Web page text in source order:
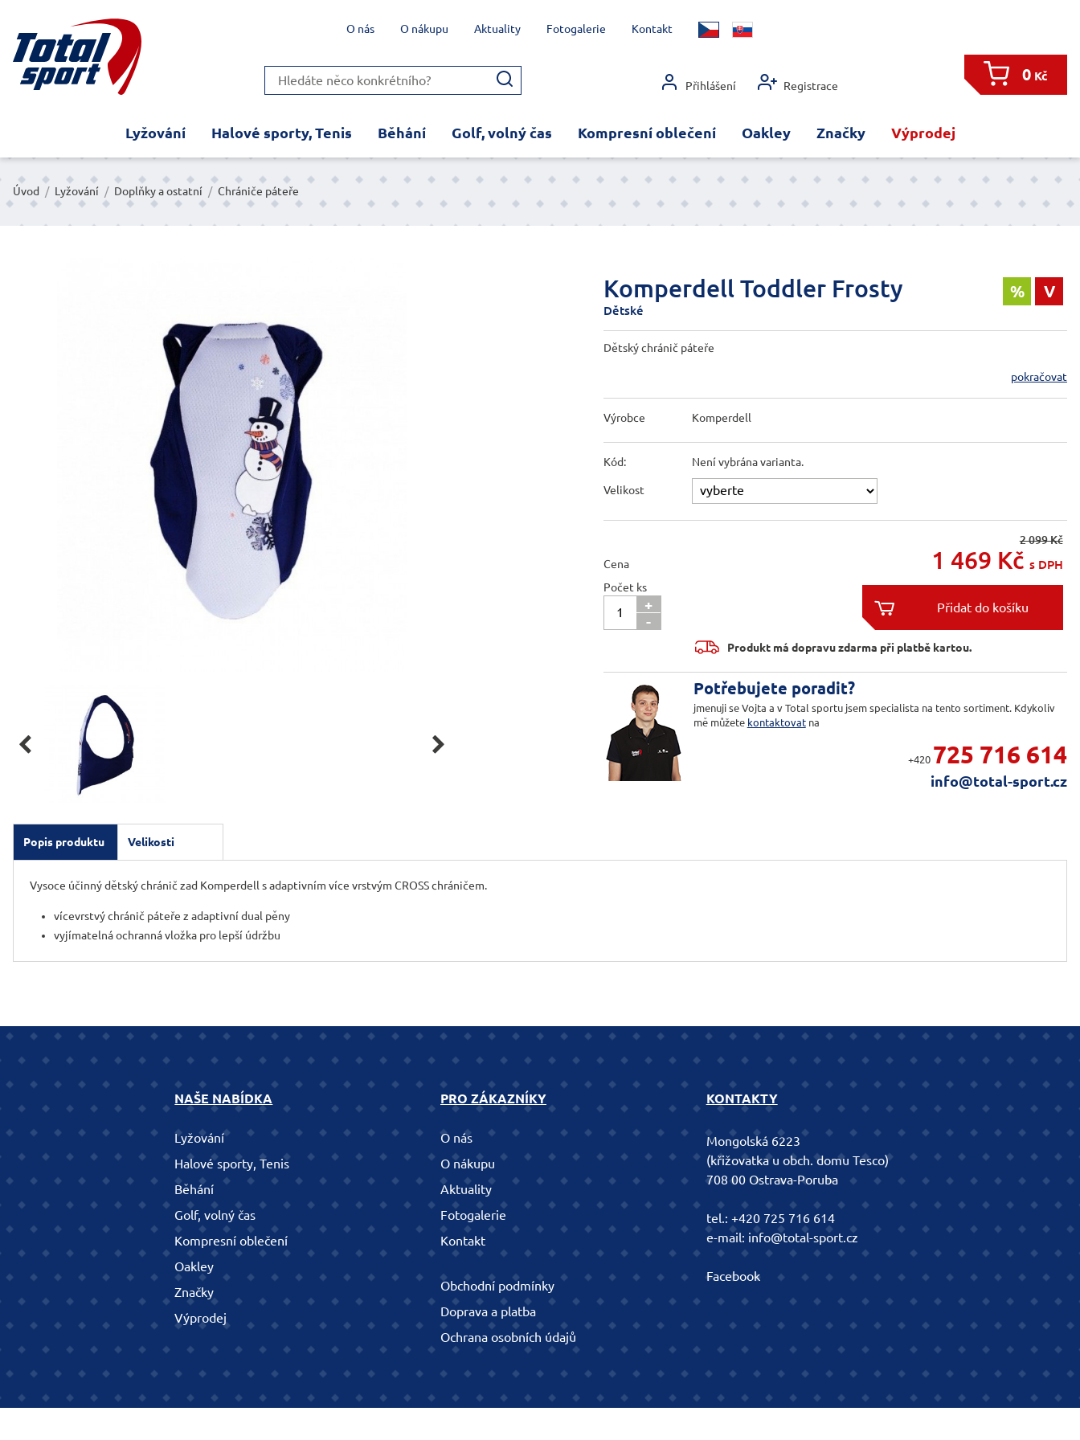
Přihlášení Registrace
0Kč
Lyžování Halové sporty, Tenis Běhání Golf, volný čas Kompresní oblečení Oakley Značky Výprodej
O nás O nákupu Aktuality Fotogalerie Kontakt
Úvod / Lyžování / Doplňky a ostatní / Chrániče páteře
 
Komperdell Toddler Frosty % V
Dětské
Dětský chránič páteře
pokračovat
Výrobce Komperdell
Kód: Není vybrána varianta.
Velikost
Cena
2 099 Kč
1 469 Kč s DPH
Počet ks
+
-


Produkt má dopravu zdarma při platbě kartou.
Potřebujete poradit?
jmenuji se Vojta a v Total sportu jsem specialista na tento sortiment. Kdykoliv
mě můžete kontaktovatna
+420 725 716 614
info@total-sport.cz
Popis produktu Velikosti
Vysoce účinný dětský chránič zad Komperdell s adaptivním více vrstvým CROSS chráničem.
vícevrstvý chránič páteře z adaptivní dual pěny
vyjímatelná ochranná vložka pro lepší údržbu
NAŠE NABÍDKA
Lyžování
Halové sporty, Tenis
Běhání
Golf, volný čas
Kompresní oblečení
Oakley
Značky
Výprodej
PRO ZÁKAZNÍKY
O nás
O nákupu
Aktuality
Fotogalerie
Kontakt
Obchodní podmínky
Doprava a platba
Ochrana osobních údajů
KONTAKTY
Mongolská 6223
(křižovatka u obch. domu Tesco)
708 00 Ostrava-Poruba
tel.: +420 725 716 614
e-mail: info@total-sport.cz
Facebook